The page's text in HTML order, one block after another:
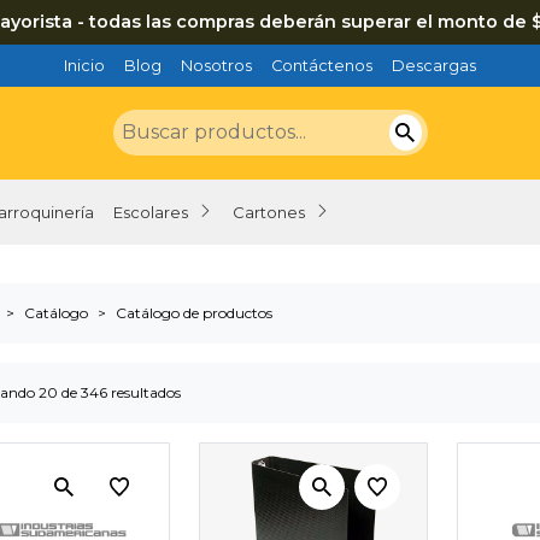
- todas las compras deberán superar el monto de
Inicio Blog Nosotros Contáctenos Descargas
Escolares Cartones
Catálogo Catálogo de productos
20 de 346 resultados